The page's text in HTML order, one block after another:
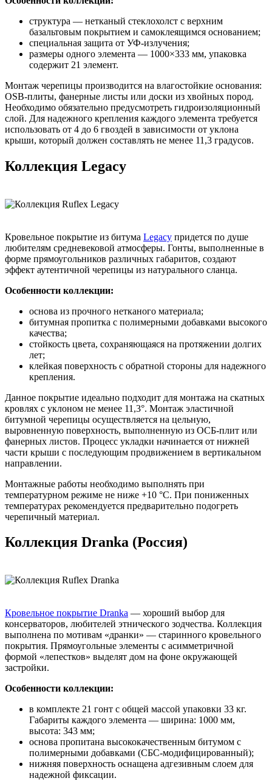
структура — нетканый стеклохолст с верхним
базальтовым покрытием и самоклеящимся основанием;
специальная защита от УФ-излучения;
размеры одного элемента — 1000×333 мм, упаковка
содержит 21 элемент.
Монтаж черепицы производится на влагостойкие основания:
OSB-плиты, фанерные листы или доски из хвойных пород.
Необходимо обязательно предусмотреть гидроизоляционный
слой. Для надежного крепления каждого элемента требуется
использовать от 4 до 6 гвоздей в зависимости от уклона
крыши, который должен составлять не менее 11,3 градусов.
Коллекция Legacy
Кровельное покрытие из битума Legacy придется по душе
любителям средневековой атмосферы. Гонты, выполненные в
форме прямоугольников различных габаритов, создают
эффект аутентичной черепицы из натурального сланца.
Особенности коллекции:
основа из прочного нетканого материала;
битумная пропитка с полимерными добавками высокого
качества;
стойкость цвета, сохраняющаяся на протяжении долгих
лет;
клейкая поверхность с обратной стороны для надежного
крепления.
Данное покрытие идеально подходит для монтажа на скатных
кровлях с уклоном не менее 11,3°. Монтаж эластичной
битумной черепицы осуществляется на цельную,
выровненную поверхность, выполненную из ОСБ-плит или
фанерных листов. Процесс укладки начинается от нижней
части крыши с последующим продвижением в вертикальном
направлении.
Монтажные работы необходимо выполнять при
температурном режиме не ниже +10 °C. При пониженных
температурах рекомендуется предварительно подогреть
черепичный материал.
Коллекция Dranka (Россия)
Кровельное покрытие Dranka — хороший выбор для
консерваторов, любителей этнического зодчества. Коллекция
выполнена по мотивам «дранки» — старинного кровельного
покрытия. Прямоугольные элементы с асимметричной
формой «лепестков» выделят дом на фоне окружающей
застройки.
Особенности коллекции:
в комплекте 21 гонт с общей массой упаковки 33 кг.
Габариты каждого элемента — ширина: 1000 мм,
высота: 343 мм;
основа пропитана высококачественным битумом с
полимерными добавками (СБС-модифицированный);
нижняя поверхность оснащена адгезивным слоем для
надежной фиксации.